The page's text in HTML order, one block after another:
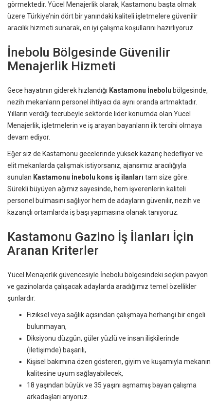
görmektedir. Yücel Menajerlik olarak, Kastamonu başta olmak
üzere Türkiye’nin dört bir yanındaki kaliteli işletmelere güvenilir
aracılık hizmeti sunarak, en iyi çalışma koşullarını hazırlıyoruz.
İnebolu Bölgesinde Güvenilir
Menajerlik Hizmeti
Gece hayatının giderek hızlandığı Kastamonu İnebolu bölgesinde,
nezih mekanların personel ihtiyacı da aynı oranda artmaktadır.
Yılların verdiği tecrübeyle sektörde lider konumda olan Yücel
Menajerlik, işletmelerin ve iş arayan bayanların ilk tercihi olmaya
devam ediyor.
Eğer siz de Kastamonu gecelerinde yüksek kazanç hedefliyor ve
elit mekanlarda çalışmak istiyorsanız, ajansımız aracılığıyla
sunulan Kastamonu İnebolu kons iş ilanları tam size göre.
Sürekli büyüyen ağımız sayesinde, hem işverenlerin kaliteli
personel bulmasını sağlıyor hem de adayların güvenilir, nezih ve
kazançlı ortamlarda iş başı yapmasına olanak tanıyoruz.
Kastamonu Gazino İş İlanları İçin
Aranan Kriterler
Yücel Menajerlik güvencesiyle İnebolu bölgesindeki seçkin pavyon
ve gazinolarda çalışacak adaylarda aradığımız temel özellikler
şunlardır:
Fiziksel veya sağlık açısından çalışmaya herhangi bir engeli
bulunmayan,
Diksiyonu düzgün, güler yüzlü ve insan ilişkilerinde
(iletişimde) başarılı,
Kişisel bakımına özen gösteren, giyim ve kuşamıyla mekanın
kalitesine uyum sağlayabilecek,
18 yaşından büyük ve 35 yaşını aşmamış bayan çalışma
arkadaşları arıyoruz.